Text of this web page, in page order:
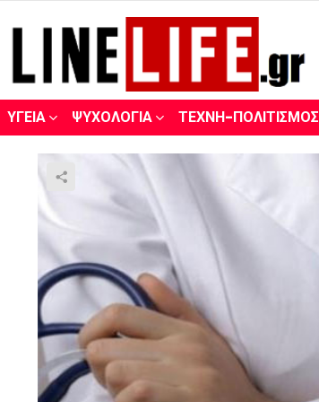
ΥΓΕΊΑ ΨΥΧΟΛΟΓΊΑ ΤΈΧΝΗ-ΠΟΛΙΤΙΣΜΌΣ